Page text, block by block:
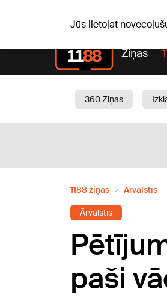
Jūs lietojat
Ziņas
360 Ziņas
1188 ziņas Ārvalstīs
Ārvalstīs
paši